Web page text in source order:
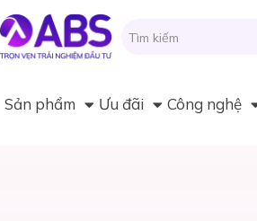
Sản phẩm Ưu đãi Công nghệ